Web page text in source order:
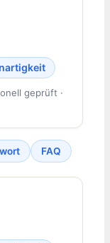
geprüft ·
FAQ